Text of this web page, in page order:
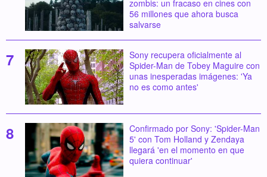
zombis: un fracaso en cines con
56 millones que ahora busca
salvarse
Sony recupera oficialmente al
Spider-Man de Tobey Maguire con
unas inesperadas imágenes: 'Ya
no es como antes'
Confirmado por Sony: 'Spider-Man
5' con Tom Holland y Zendaya
llegará 'en el momento en que
quiera continuar'